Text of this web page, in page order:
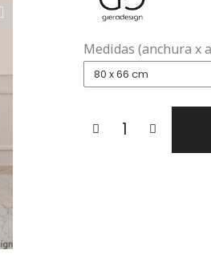
Medidas (anchura x